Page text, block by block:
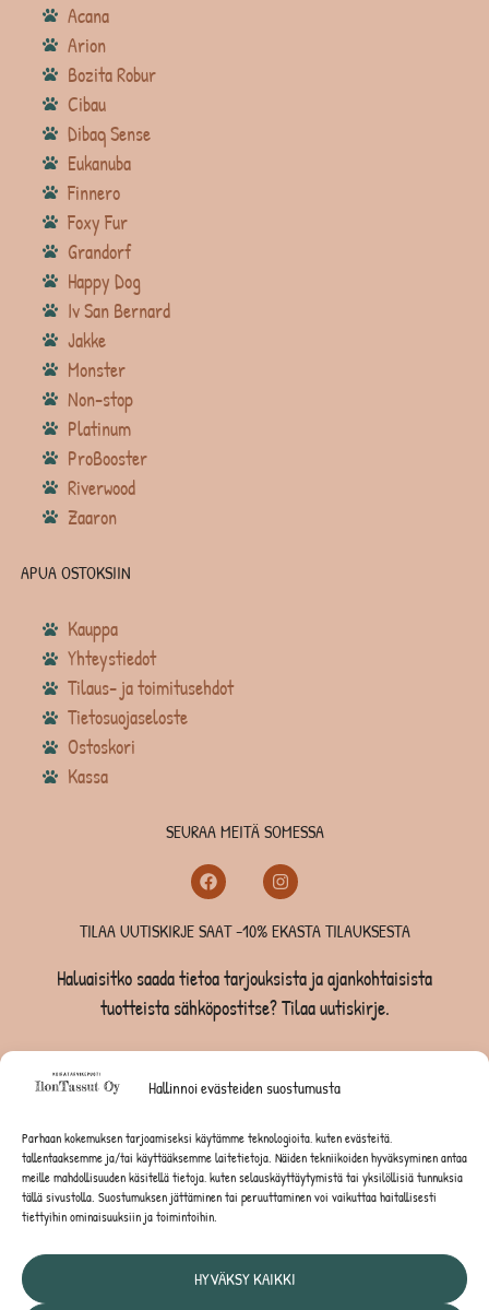
Hallinnoi evästeiden suostumusta
Parhaan kokemuksen tarjoamiseksi käytämme teknologioita, kuten evästeitä,
tallentaaksemme ja/tai käyttääksemme laitetietoja. Näiden tekniikoiden hyväksyminen antaa
meille mahdollisuuden käsitellä tietoja, kuten selauskäyttäytymistä tai yksilöllisiä tunnuksia
tällä sivustolla. Suostumuksen jättäminen tai peruuttaminen voi vaikuttaa haitallisesti
tiettyihin ominaisuuksiin ja toimintoihin.
HYVÄKSY KAIKKI
Acana
Arion
Bozita Robur
Cibau
Dibaq Sense
Eukanuba
Finnero
Foxy Fur
Grandorf
Happy Dog
Iv San Bernard
Jakke
Monster
Non-stop
Platinum
ProBooster
Riverwood
Zaaron
APUA OSTOKSIIN
Kauppa
Yhteystiedot
Tilaus- ja toimitusehdot
Tietosuojaseloste
Ostoskori
Kassa
SEURAA MEITÄ SOMESSA
TILAA UUTISKIRJE SAAT -10% EKASTA TILAUKSESTA
Haluaisitko saada tietoa tarjouksista ja ajankohtaisista
tuotteista sähköpostitse? Tilaa uutiskirje.
TILAA UUTISKIRJE -SAAT -10% EKASTA TILAUKSESTA
KISSOILLE
JYRSIJÖILLE